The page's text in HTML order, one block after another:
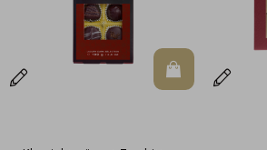
Warenkorb In den Warenkorb